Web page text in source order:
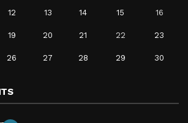
12 13 14 15 16
19 20 21 22 23
26 27 28 29 30